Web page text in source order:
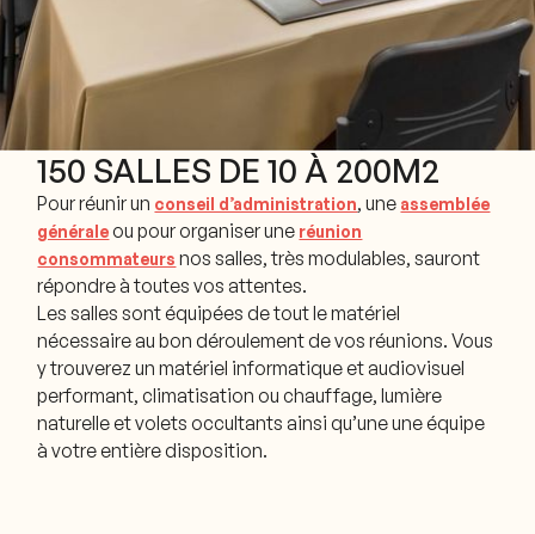
150 SALLES DE 10 À 200M2
Pour réunir un conseil d’administration, une assemblée
généraleou pour organiser une réunion
consommateurs nos salles, très modulables, sauront
répondre à toutes vos attentes.
Les salles sont équipées de tout le matériel
nécessaire au bon déroulement de vos réunions. Vous
y trouverez un matériel informatique et audiovisuel
performant, climatisation ou chauffage, lumière
naturelle et volets occultants ainsi qu’une une équipe
à votre entière disposition.